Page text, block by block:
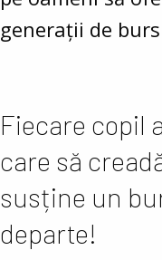
generații de
Fiecare copil
care să
susține un
departe!